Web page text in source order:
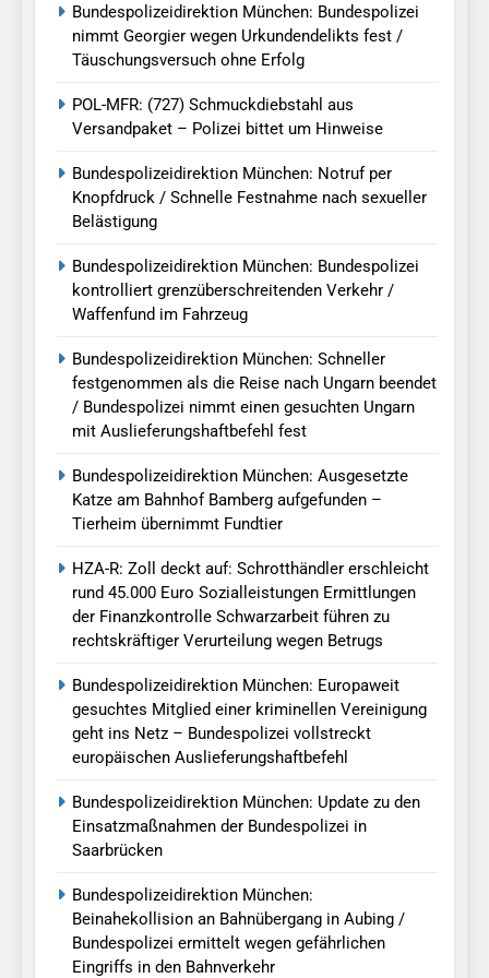
Bundespolizeidirektion München: Bundespolizei
nimmt Georgier wegen Urkundendelikts fest /
Täuschungsversuch ohne Erfolg
POL-MFR: (727) Schmuckdiebstahl aus
Versandpaket – Polizei bittet um Hinweise
Bundespolizeidirektion München: Notruf per
Knopfdruck / Schnelle Festnahme nach sexueller
Belästigung
Bundespolizeidirektion München: Bundespolizei
kontrolliert grenzüberschreitenden Verkehr /
Waffenfund im Fahrzeug
Bundespolizeidirektion München: Schneller
festgenommen als die Reise nach Ungarn beendet
/ Bundespolizei nimmt einen gesuchten Ungarn
mit Auslieferungshaftbefehl fest
Bundespolizeidirektion München: Ausgesetzte
Katze am Bahnhof Bamberg aufgefunden –
Tierheim übernimmt Fundtier
HZA-R: Zoll deckt auf: Schrotthändler erschleicht
rund 45.000 Euro Sozialleistungen Ermittlungen
der Finanzkontrolle Schwarzarbeit führen zu
rechtskräftiger Verurteilung wegen Betrugs
Bundespolizeidirektion München: Europaweit
gesuchtes Mitglied einer kriminellen Vereinigung
geht ins Netz – Bundespolizei vollstreckt
europäischen Auslieferungshaftbefehl
Bundespolizeidirektion München: Update zu den
Einsatzmaßnahmen der Bundespolizei in
Saarbrücken
Bundespolizeidirektion München:
Beinahekollision an Bahnübergang in Aubing /
Bundespolizei ermittelt wegen gefährlichen
Eingriffs in den Bahnverkehr